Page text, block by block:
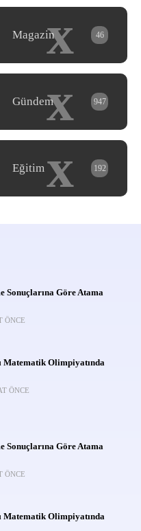
x
Magazin 46
x
Gündem 947
x
Eğitim 192
Sonuçlarına Göre Atama
9 SAAT ÖNCE
Matematik Olimpiyatında
10 SAAT ÖNCE
Sonuçlarına Göre Atama
9 SAAT ÖNCE
Matematik Olimpiyatında